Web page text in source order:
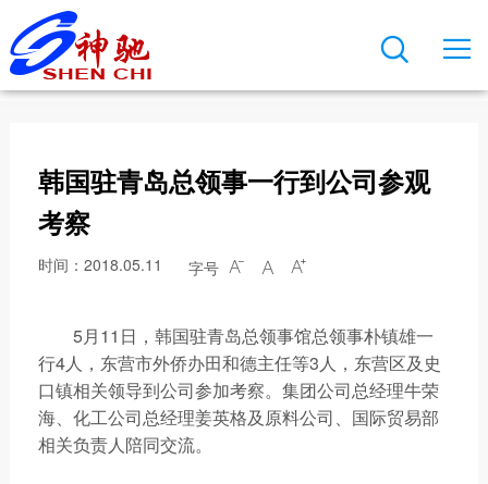


关于神驰
公司简介
董事长致辞
公司图片
新闻中心
公司新闻
文化导航
员工风采
神驰报
产品与业务
主要装置
神驰产品
科技创新
创新平台
技术成果
可持续发展
安全生产
人才发展
人才培养
人才引进
联系我们
联系方式
总裁直通车
韩国驻青岛总领事一行到公司参观
考察
时间：2018.05.11 字号   
5月11日，韩国驻青岛总领事馆总领事朴镇雄一
行4人，东营市外侨办田和德主任等3人，东营区及史
口镇相关领导到公司参加考察。集团公司总经理牛荣
海、化工公司总经理姜英格及原料公司、国际贸易部
相关负责人陪同交流。